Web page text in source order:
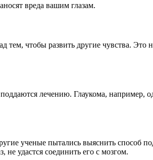
вреда вашим глазам.
чтобы развить другие чувства. Это
лечению. Глаукома, например,
ученые пытались выяснить способ
не удастся соединить его с мозгом.